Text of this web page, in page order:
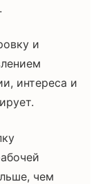
и
интереса и
чем